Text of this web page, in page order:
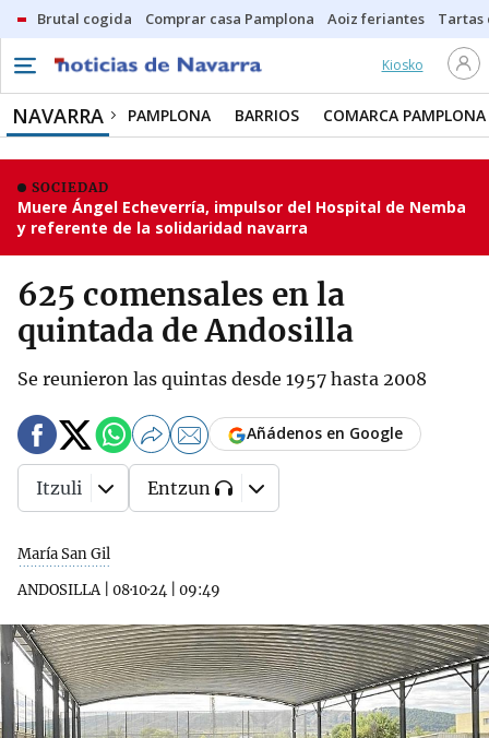
Brutal cogida Comprar casa Pamplona Aoiz feriantes Tartas
Kiosko
NAVARRA PAMPLONA BARRIOS COMARCA PAMPLONA
SOCIEDAD
Muere Ángel Echeverría, impulsor del Hospital de Nemba
y referente de la solidaridad navarra
625 comensales en la
quintada de Andosilla
Se reunieron las quintas desde 1957 hasta 2008
María San Gil
ANDOSILLA| 08·10·24 09:49
Añádenos en Google
Itzuli Entzun